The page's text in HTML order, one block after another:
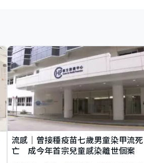
流感｜曾接種疫苗七歲男童染甲流死
亡 成今年首宗兒童感染離世個案